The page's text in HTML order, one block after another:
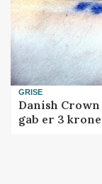
GRISE
Danish
gab er 3